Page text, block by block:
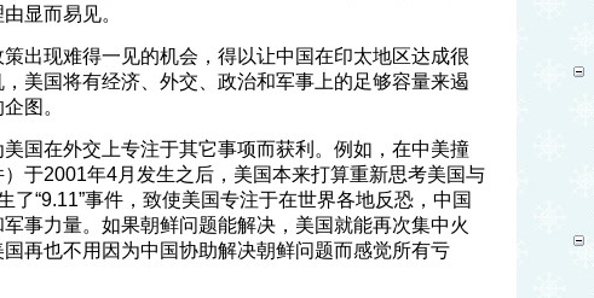
显而易见。
出现难得一见的机会，得以让中国在印太地区达成很
美国将有经济、外交、政治和军事上的足够容量来遏
图。
国在外交上专注于其它事项而获利。例如，在中美撞
于2001年4月发生之后，美国本来打算重新思考美国与
了“9.11”事件，致使美国专注于在世界各地反恐，中国
事力量。如果朝鲜问题能解决，美国就能再次集中火
再也不用因为中国协助解决朝鲜问题而感觉所有亏